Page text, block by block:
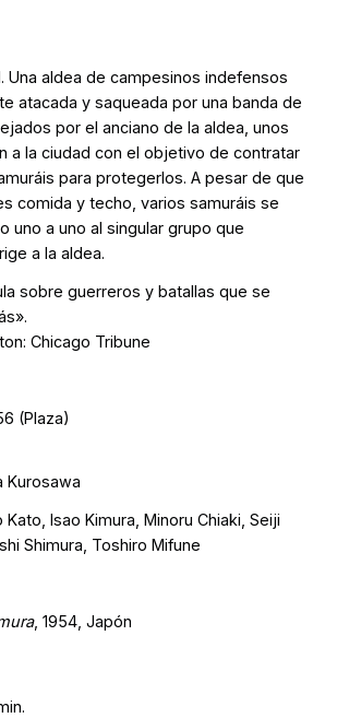
Una aldea de campesinos indefensos
atacada y saqueada por una banda de
por el anciano de la aldea, unos
a la ciudad con el objetivo de contratar
para protegerlos. A pesar de que
comida y techo, varios samuráis se
uno a uno al singular grupo que
a la aldea.
sobre guerreros y batallas que se
Chicago Tribune
(Plaza)
Kurosawa
Kato, Isao Kimura, Minoru Chiaki, Seiji
Shimura, Toshiro Mifune
, 1954, Japón